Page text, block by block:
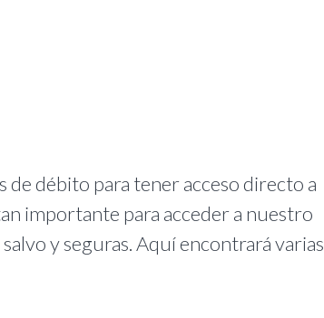
de débito para tener acceso directo a
importante para acceder a nuestro
y seguras. Aquí encontrará varias